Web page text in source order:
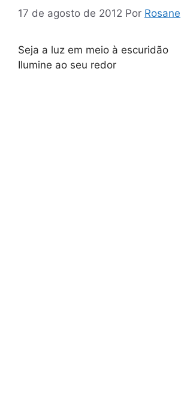
17 de agosto de 2012 Por Rosane
Seja a luz em meio à escuridão
Ilumine ao seu redor